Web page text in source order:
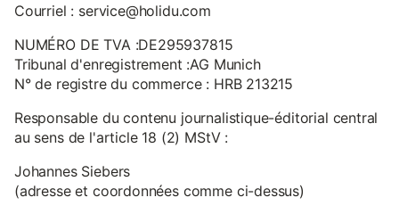
Courriel : service@holidu.com
NUMÉRO DE TVA :DE295937815
Tribunal d'enregistrement :AG Munich
N° de registre du commerce : HRB 213215
Responsable du contenu journalistique-éditorial central
au sens de l'article 18 (2) MStV :
Johannes Siebers
(adresse et coordonnées comme ci-dessus)